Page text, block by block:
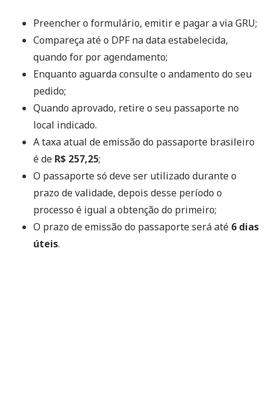
Preencher o formulário, emitir e pagar a via GRU;
Compareça até o DPF na data estabelecida,
quando for por agendamento;
Enquanto aguarda consulte o andamento do seu
pedido;
Quando aprovado, retire o seu passaporte no
local indicado.
A taxa atual de emissão do passaporte brasileiro
é de R$ 257,25;
O passaporte só deve ser utilizado durante o
prazo de validade, depois desse período o
processo é igual a obtenção do primeiro;
O prazo de emissão do passaporte será até 6 dias
úteis.